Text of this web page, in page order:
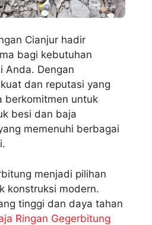
Cianjur hadir
bagi kebutuhan
Anda. Dengan
dan reputasi yang
berkomitmen untuk
besi dan baja
memenuhi berbagai
menjadi pilihan
konstruksi modern.
tinggi dan daya tahan
Ringan Gegerbitung